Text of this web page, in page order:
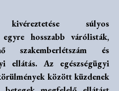
súlyos
hosszabb várólisták,
szakemberlétszám és
ellátás. Az egészségügyi
között küzdenek